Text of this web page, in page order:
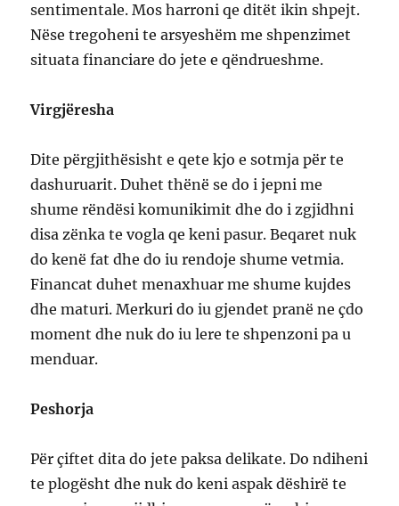
sentimentale. Mos harroni qe ditët ikin shpejt.
Nëse tregoheni te arsyeshëm me shpenzimet
situata financiare do jete e qëndrueshme.
Virgjëresha
Dite përgjithësisht e qete kjo e sotmja për te
dashuruarit. Duhet thënë se do i jepni me
shume rëndësi komunikimit dhe do i zgjidhni
disa zënka te vogla qe keni pasur. Beqaret nuk
do kenë fat dhe do iu rendoje shume vetmia.
Financat duhet menaxhuar me shume kujdes
dhe maturi. Merkuri do iu gjendet pranë ne çdo
moment dhe nuk do iu lere te shpenzoni pa u
menduar.
Peshorja
Për çiftet dita do jete paksa delikate. Do ndiheni
te plogësht dhe nuk do keni aspak dëshirë te